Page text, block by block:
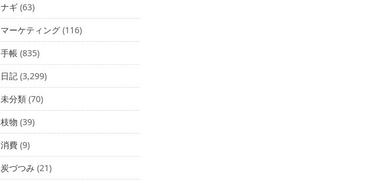
ナギ (63)
マーケティング (116)
手帳 (835)
日記 (3,299)
未分類 (70)
枝物 (39)
消費 (9)
炭づつみ (21)